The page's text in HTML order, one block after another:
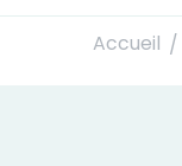
Accueil /